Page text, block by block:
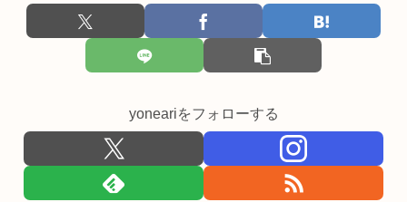
yoneariをフォローする